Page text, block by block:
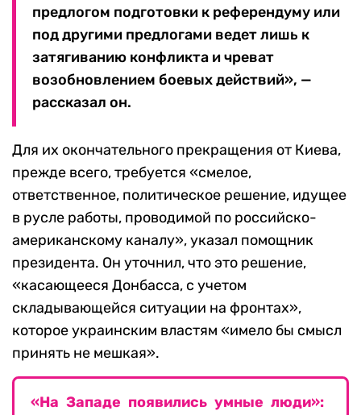
предлогом подготовки к референдуму или
под другими предлогами ведет лишь к
затягиванию конфликта и чреват
возобновлением боевых действий», —
рассказал он.
Для их окончательного прекращения от Киева,
прежде всего, требуется «смелое,
ответственное, политическое решение, идущее
в русле работы, проводимой по российско-
американскому каналу», указал помощник
президента. Он уточнил, что это решение,
«касающееся Донбасса, с учетом
складывающейся ситуации на фронтах»,
которое украинским властям «имело бы смысл
принять не мешкая».
«На Западе появились умные люди»: